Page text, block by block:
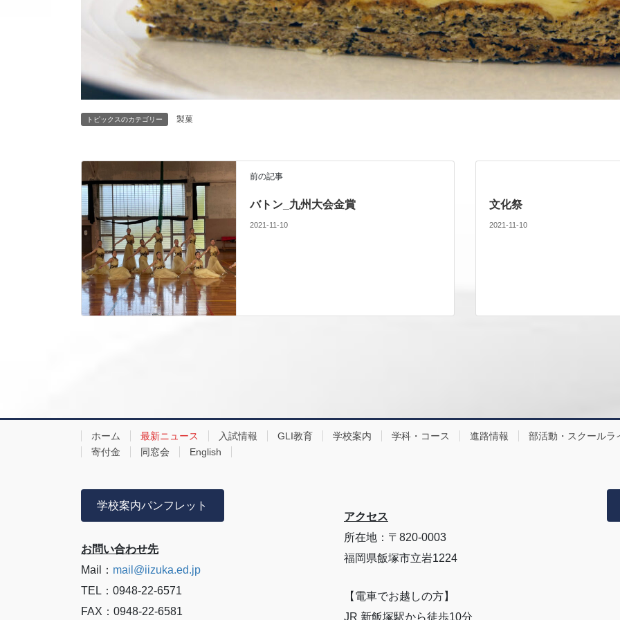
トピックスのカテゴリー 製菓
前の記事
バトン_九州大会金賞
2021-11-10
文化祭
2021-11-10
ホーム 最新ニュース 入試情報 GLI教育 学校案内 学科・コース 進路情報
部活動・スクールラ
寄付金
同窓会 English
学校案内パンフレット
お問い合わせ先
Mail： mail@iizuka.ed.jp
TEL：0948-22-6571
FAX：0948-22-6581
アクセス
所在地：〒820-0003
福岡県飯塚市立岩1224
【電車でお越しの方】
JR 新飯塚駅から徒歩10分